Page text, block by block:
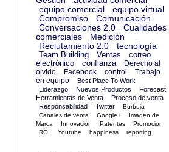
equipo comercial
equipo virtual
Compromiso
Comunicación
Conversaciones 2.0
Cualidades
comerciales
Medición
Reclutamiento 2.0
tecnología
Team Building Ventas
correo
electrónico
confianza
Derecho al
olvido
Facebook control
Trabajo
en equipo
Best Place To Work
Liderazgo
Nuevos Productos
Forecast
Herramientas de Venta
Proceso de venta
Responsabilidad
Twitter
Burbuja
Canales de venta
Google+
Imagen de
Marca
Innovación Patentes
Promocion
ROI
Youtube happiness reporting